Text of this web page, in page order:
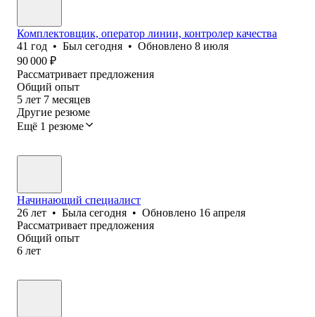
Комплектовщик, оператор линии, контролер качества
41 год • Был сегодня • Обновлено 8 июля
90 000 ₽
Рассматривает предложения
Общий опыт
5 лет 7 месяцев
Другие резюме
Ещё 1 резюме
Начинающий специалист
26 лет • Была сегодня • Обновлено 16 апреля
Рассматривает предложения
Общий опыт
6 лет